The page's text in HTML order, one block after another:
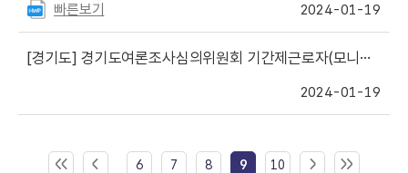
빠른보기 2024-01-19
[경기도] 경기도여론조사심의위원회 기간제근로자(모니터, 분석요원) 채용 최종합격자 공지
2024-01-19
6 7 8 9 10